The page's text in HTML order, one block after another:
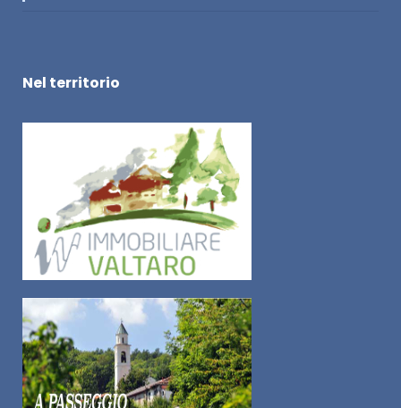
Nel territorio